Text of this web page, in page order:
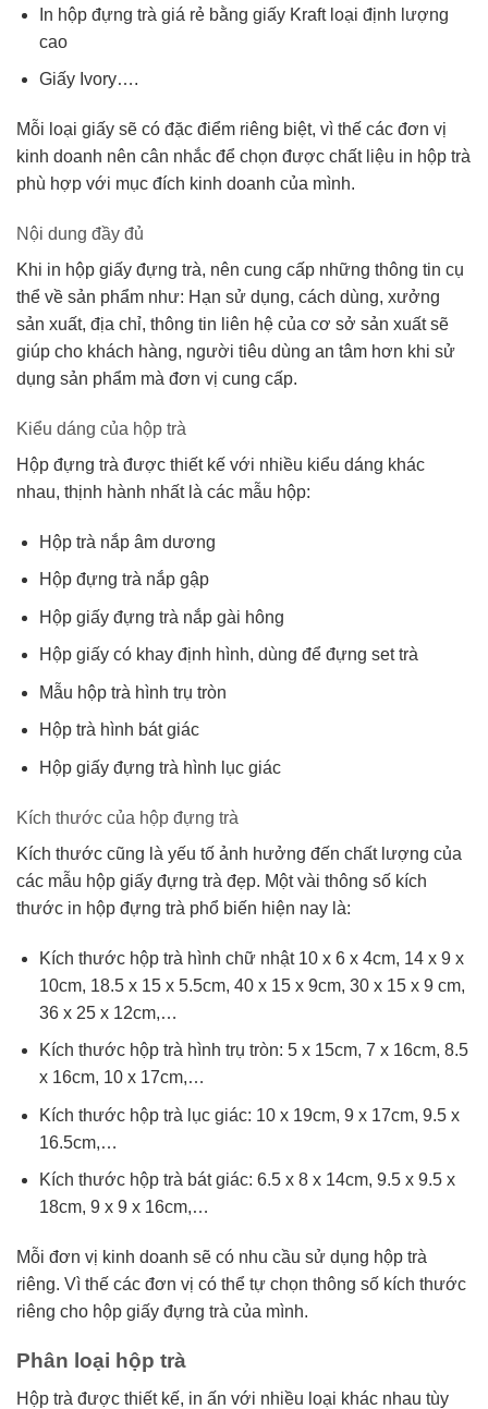
In hộp đựng trà giá rẻ bằng giấy Kraft loại định lượng
cao
Giấy Ivory….
Mỗi loại giấy sẽ có đặc điểm riêng biệt, vì thế các đơn vị
kinh doanh nên cân nhắc để chọn được chất liệu in hộp trà
phù hợp với mục đích kinh doanh của mình.
Nội dung đầy đủ
Khi in hộp giấy đựng trà, nên cung cấp những thông tin cụ
thể về sản phẩm như: Hạn sử dụng, cách dùng, xưởng
sản xuất, địa chỉ, thông tin liên hệ của cơ sở sản xuất sẽ
giúp cho khách hàng, người tiêu dùng an tâm hơn khi sử
dụng sản phẩm mà đơn vị cung cấp.
Kiểu dáng của hộp trà
Hộp đựng trà được thiết kế với nhiều kiểu dáng khác
nhau, thịnh hành nhất là các mẫu hộp:
Hộp trà nắp âm dương
Hộp đựng trà nắp gập
Hộp giấy đựng trà nắp gài hông
Hộp giấy có khay định hình, dùng để đựng set trà
Mẫu hộp trà hình trụ tròn
Hộp trà hình bát giác
Hộp giấy đựng trà hình lục giác
Kích thước của hộp đựng trà
Kích thước cũng là yếu tố ảnh hưởng đến chất lượng của
các mẫu hộp giấy đựng trà đẹp. Một vài thông số kích
thước in hộp đựng trà phổ biến hiện nay là:
Kích thước hộp trà hình chữ nhật 10 x 6 x 4cm, 14 x 9 x
10cm, 18.5 x 15 x 5.5cm, 40 x 15 x 9cm, 30 x 15 x 9 cm,
36 x 25 x 12cm,…
Kích thước hộp trà hình trụ tròn: 5 x 15cm, 7 x 16cm, 8.5
x 16cm, 10 x 17cm,…
Kích thước hộp trà lục giác: 10 x 19cm, 9 x 17cm, 9.5 x
16.5cm,…
Kích thước hộp trà bát giác: 6.5 x 8 x 14cm, 9.5 x 9.5 x
18cm, 9 x 9 x 16cm,…
Mỗi đơn vị kinh doanh sẽ có nhu cầu sử dụng hộp trà
riêng. Vì thế các đơn vị có thể tự chọn thông số kích thước
riêng cho hộp giấy đựng trà của mình.
Phân loại hộp trà
Hộp trà được thiết kế, in ấn với nhiều loại khác nhau tùy